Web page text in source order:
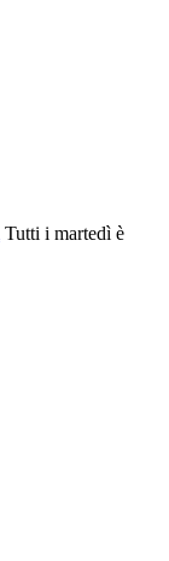
Tutti i martedì è